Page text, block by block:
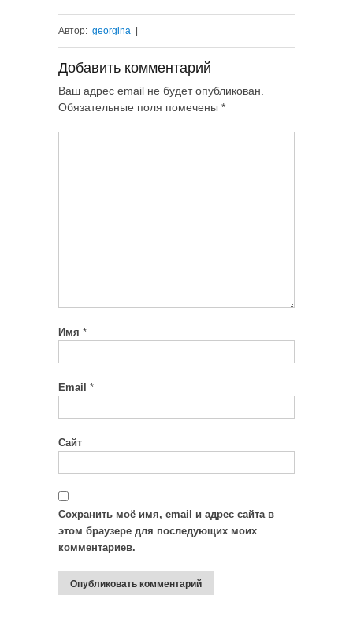
Автор: georgina
Добавить комментарий
Ваш адрес email не будет опубликован.
Обязательные поля помечены *
Имя *
Email *
Сайт
Сохранить моё имя, email и адрес сайта в
этом браузере для последующих моих
комментариев.